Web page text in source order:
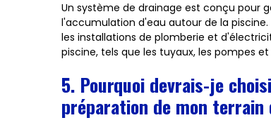
Un système de drainage est conçu pour
l'accumulation d'eau autour de la
les installations de plomberie et
piscine, tels que les tuyaux, les pompes
5. Pourquoi devrais-je
préparation de mon terrain